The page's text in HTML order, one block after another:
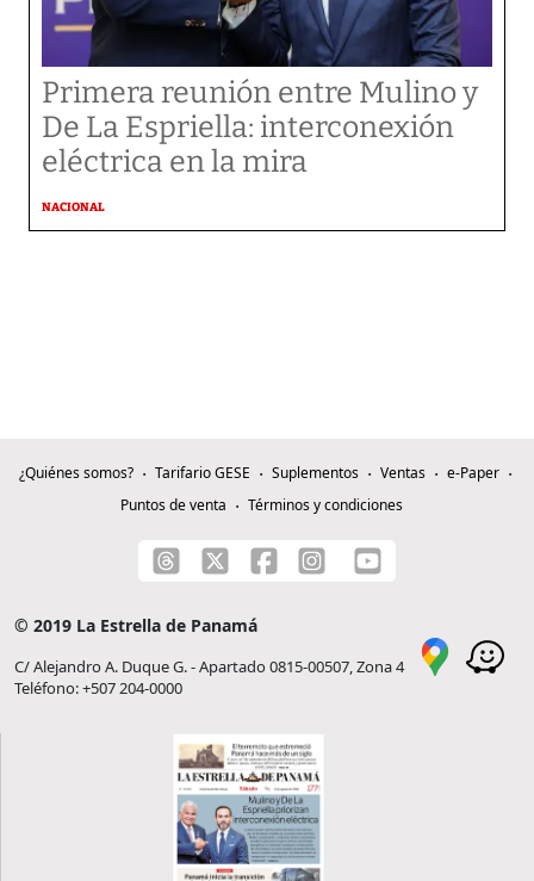
Primera reunión entre Mulino y
De La Espriella: interconexión
eléctrica en la mira
NACIONAL
¿Quiénes somos? Tarifario GESE Suplementos Ventas
e-Paper
Puntos de venta
Términos y condiciones
© 2019 La Estrella de Panamá
C/ Alejandro A. Duque G. - Apartado 0815-00507, Zona 4
Teléfono: +507 204-0000